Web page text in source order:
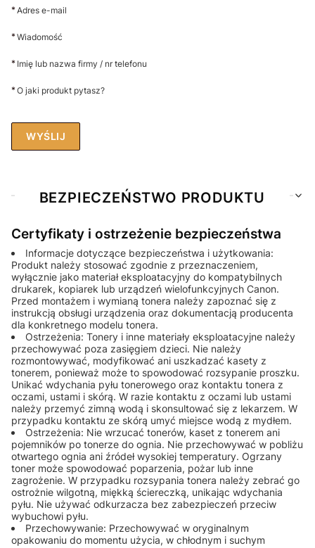
*Adres e-mail
*Wiadomość
* Imię lub nazwa firmy / nr telefonu
*O jaki produkt pytasz?
WYŚLIJ
BEZPIECZEŃSTWO PRODUKTU
Certyfikaty i ostrzeżenie bezpieczeństwa
Informacje dotyczące bezpieczeństwa i użytkowania:
Produkt należy stosować zgodnie z przeznaczeniem,
wyłącznie jako materiał eksploatacyjny do kompatybilnych
drukarek, kopiarek lub urządzeń wielofunkcyjnych Canon.
Przed montażem i wymianą tonera należy zapoznać się z
instrukcją obsługi urządzenia oraz dokumentacją producenta
dla konkretnego modelu tonera.
Ostrzeżenia: Tonery i inne materiały eksploatacyjne należy
przechowywać poza zasięgiem dzieci. Nie należy
rozmontowywać, modyfikować ani uszkadzać kasety z
tonerem, ponieważ może to spowodować rozsypanie proszku.
Unikać wdychania pyłu tonerowego oraz kontaktu tonera z
oczami, ustami i skórą. W razie kontaktu z oczami lub ustami
należy przemyć zimną wodą i skonsultować się z lekarzem. W
przypadku kontaktu ze skórą umyć miejsce wodą z mydłem.
Ostrzeżenia: Nie wrzucać tonerów, kaset z tonerem ani
pojemników po tonerze do ognia. Nie przechowywać w pobliżu
otwartego ognia ani źródeł wysokiej temperatury. Ogrzany
toner może spowodować poparzenia, pożar lub inne
zagrożenie. W przypadku rozsypania tonera należy zebrać go
ostrożnie wilgotną, miękką ściereczką, unikając wdychania
pyłu. Nie używać odkurzacza bez zabezpieczeń przeciw
wybuchowi pyłu.
Przechowywanie: Przechowywać w oryginalnym
opakowaniu do momentu użycia, w chłodnym i suchym